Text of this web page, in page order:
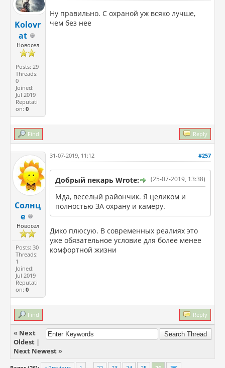
Kolovr
at
Новосел
Posts: 29
Threads:
0
Joined:
Jul 2019
Reputati
on:0
Ну правильно. С охраной уж всяко лучше,
чем без нее
Find Reply
Солнц
е
Новосел
Posts: 30
Threads:
1
Joined:
Jul 2019
Reputati
on:0
#257
31-07-2019, 11:12
(25-07-2019, 13:38)
Добрый пекарь Wrote:
Мда, веселый райончик. Я целиком и
полностью ЗА охрану и камеру.
Дико плюсую. В современных реалиях это
уже обязательное условие для более менее
комфортной жизни
Find Reply
« Next
Oldest|
Next Newest»